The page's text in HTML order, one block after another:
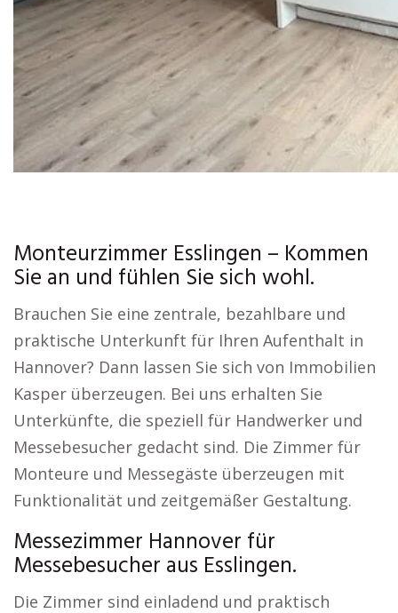
Monteurzimmer Esslingen – Kommen
Sie an und fühlen Sie sich wohl.
Brauchen Sie eine zentrale, bezahlbare und
praktische Unterkunft für Ihren Aufenthalt in
Hannover? Dann lassen Sie sich von Immobilien
Kasper überzeugen. Bei uns erhalten Sie
Unterkünfte, die speziell für Handwerker und
Messebesucher gedacht sind. Die Zimmer für
Monteure und Messegäste überzeugen mit
Funktionalität und zeitgemäßer Gestaltung.
Messezimmer Hannover für
Messebesucher aus Esslingen.
Die Zimmer sind einladend und praktisch